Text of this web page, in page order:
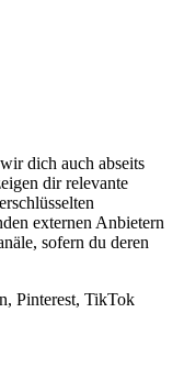
dich auch abseits
dir relevante
externen Anbietern
sofern du deren
Pinterest, TikTok